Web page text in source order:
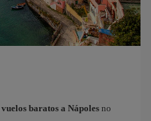
vuelos baratos a Nápoles no